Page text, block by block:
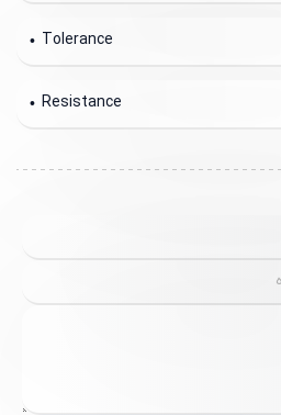
Tolerance
Resistance